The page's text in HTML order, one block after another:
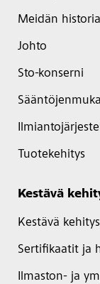
Meidän historia
Johto
Sto-konserni
Tuotekehitys
Kestävä
Kestävä kehitys
Sertifikaatit ja
Ilmaston- ja